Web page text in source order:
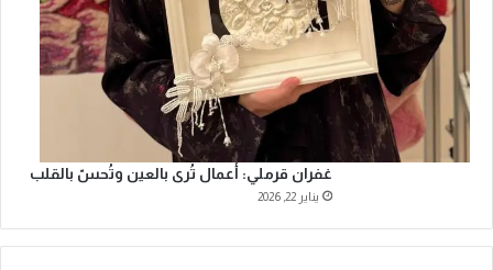
غفران قرملي: أعمال تُرى بالعين وتُحسّ بالقلب
يناير 22, 2026